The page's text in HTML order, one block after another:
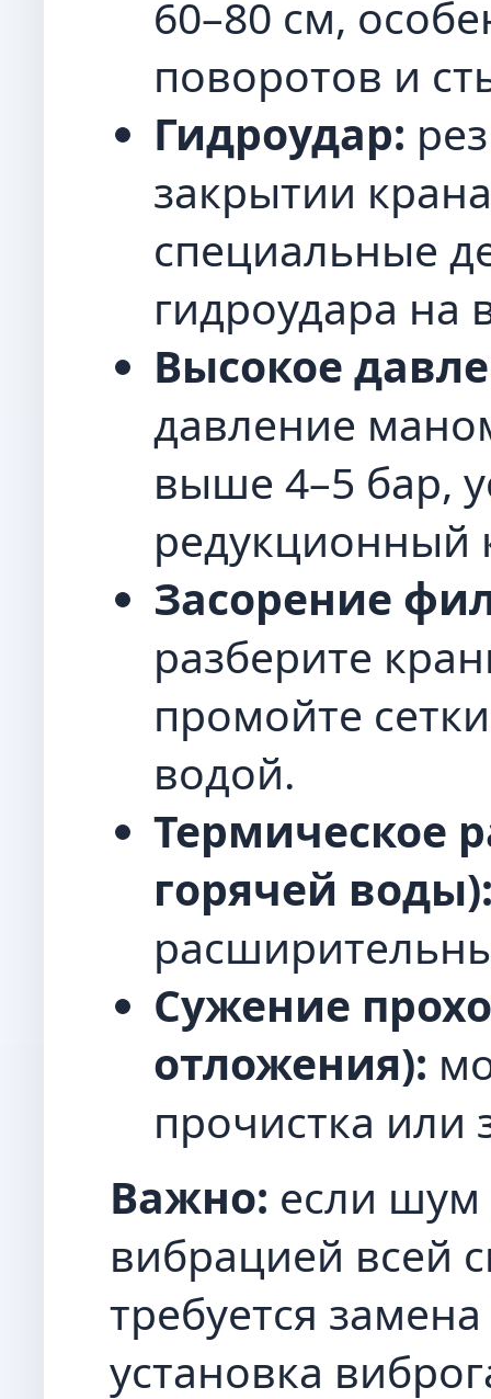
60–80 см,
поворотов и
Гидроудар:
закрытии
специальные
гидроудара на
Высокое
давление
выше 4–5 бар,
редукционный
Засорение
разберите
промойте
водой.
Термическое
горячей
Сужение
отложения):
прочистка или
Важно: если шум
вибрацией всей
требуется
установка